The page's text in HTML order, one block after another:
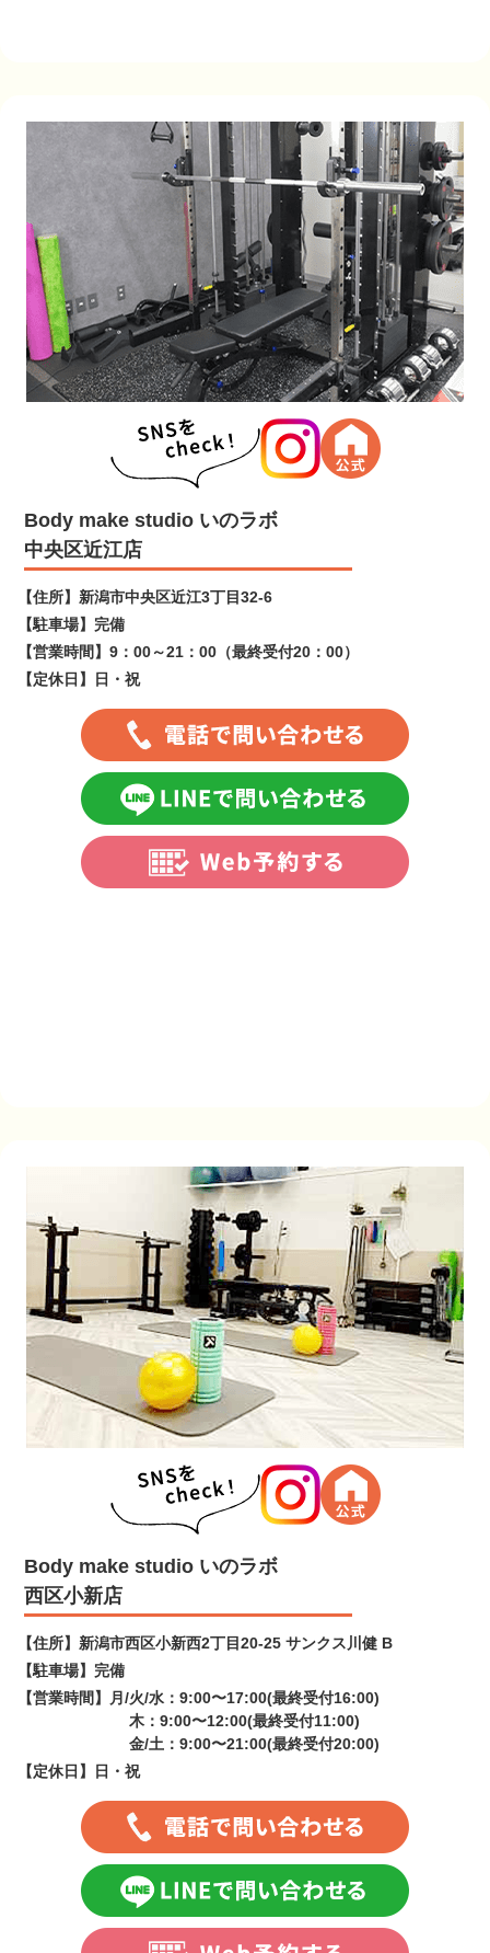
Body make studio いのラボ
中央区近江店
【住所】 新潟市中央区近江3丁目32-6
【駐車場】 完備
【営業時間】 9：00～21：00（最終受付20：00）
【定休日】
日・祝
Body make studio いのラボ
西区小新店
【住所】 新潟市西区小新西2丁目20-25 サンクス川健 B
【駐車場】 完備
【営業時間】
月/火/水：9:00〜17:00(最終受付16:00)
木：9:00〜12:00(最終受付11:00)
金/土：9:00〜21:00(最終受付20:00)
【定休日】
日・祝